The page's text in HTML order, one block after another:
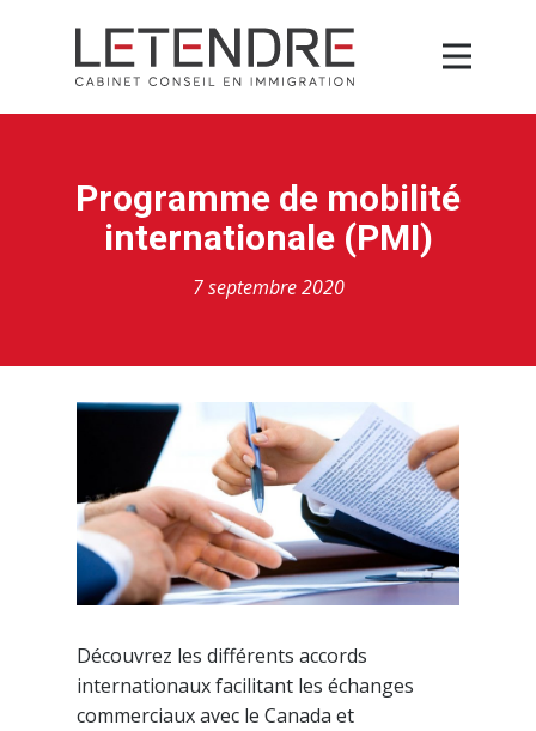
Programme de mobilité
internationale (PMI)
7 septembre 2020
Découvrez les différents accords
internationaux facilitant les échanges
commerciaux avec le Canada et